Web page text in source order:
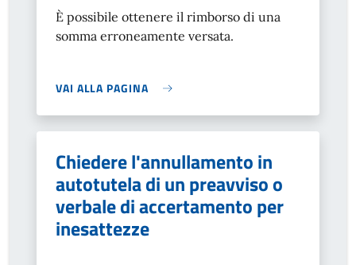
È possibile ottenere il rimborso di una
somma erroneamente versata.
VAI ALLA PAGINA
Chiedere l'annullamento in
autotutela di un preavviso o
verbale di accertamento per
inesattezze